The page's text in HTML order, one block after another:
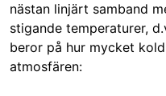
nästan linjärt samband
stigande temperaturer,
beror på hur mycket
atmosfären: